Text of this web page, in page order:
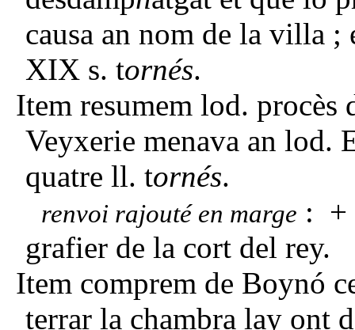
causa an nom de la villa
XIX s. tornés.
Item resumem lod.
Veyxerie menava an lod.
quatre ll. tornés.
renvoi rajouté en marge : +
grafier de la cort del rey.
Item comprem de Boynó
terrar la chambra lay ont